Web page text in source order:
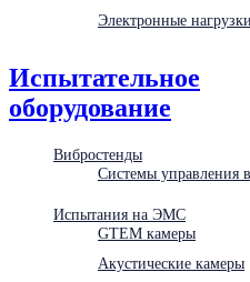
Электронные нагрузки
Испытательное
оборудование
Вибростенды
Системы управления
Испытания на ЭМС
GTEM камеры
Акустические камеры